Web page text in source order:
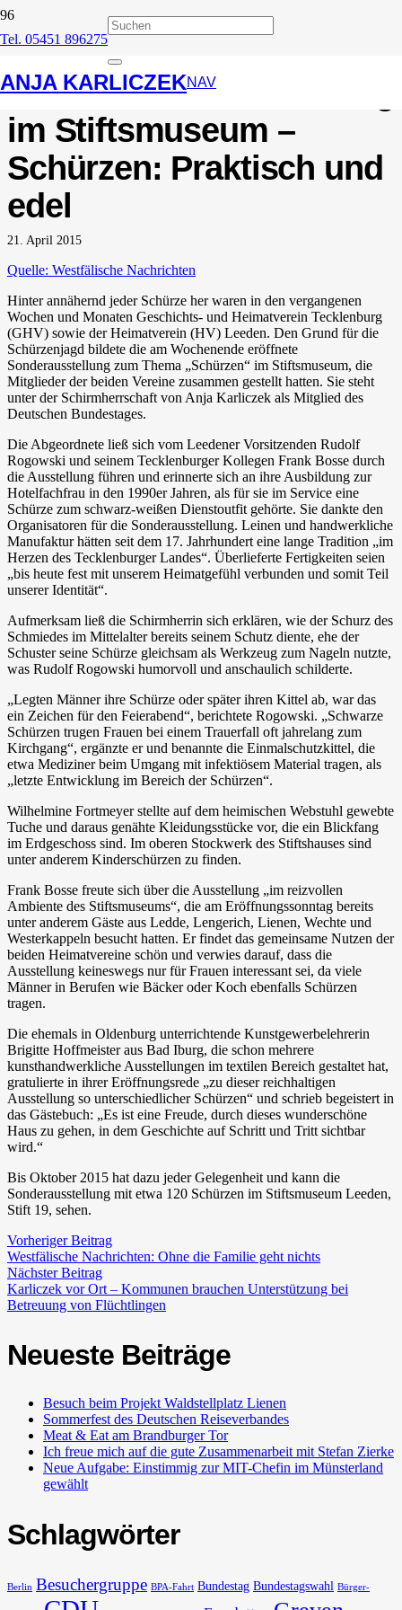
Tel. 05451 896275
ANJA KARLICZEKNAV
Westfälische
Nachrichten: Ausstellung
im Stiftsmuseum –
Schürzen: Praktisch und
edel
21. April 2015
Quelle: Westfälische Nachrichten
Hinter annähernd jeder Schürze her waren in den vergangenen
Wochen und Monaten Geschichts- und Heimatverein Tecklenburg
(GHV) sowie der Heimatverein (HV) Leeden. Den Grund für die
Schürzenjagd bildete die am Wochenende eröffnete
Sonderausstellung zum Thema „Schürzen“ im Stiftsmuseum, die
Mitglieder der beiden Vereine zusammen gestellt hatten. Sie steht
unter der Schirmherrschaft von Anja Karliczek als Mitglied des
Deutschen Bundestages.
Die Abgeordnete ließ sich vom Leedener Vorsitzenden Rudolf
Rogowski und seinem Tecklenburger Kollegen Frank Bosse durch
die Ausstellung führen und erinnerte sich an ihre Ausbildung zur
Hotelfachfrau in den 1990er Jahren, als für sie im Service eine
Schürze zum schwarz-weißen Dienstoutfit gehörte. Sie dankte den
Organisatoren für die Sonderausstellung. Leinen und handwerkliche
Manufaktur hätten seit dem 17. Jahrhundert eine lange Tradition „im
Herzen des Tecklenburger Landes“. Überlieferte Fertigkeiten seien
„bis heute fest mit unserem Heimatgefühl verbunden und somit Teil
unserer Identität“.
Aufmerksam ließ die Schirmherrin sich erklären, wie der Schurz des
Schmiedes im Mittelalter bereits seinem Schutz diente, ehe der
Schuster seine Schürze gleichsam als Werkzeug zum Nageln nutzte,
was Rudolf Rogowski humorvoll und anschaulich schilderte.
„Legten Männer ihre Schürze oder später ihren Kittel ab, war das
ein Zeichen für den Feierabend“, berichtete Rogowski. „Schwarze
Schürzen trugen Frauen bei einem Trauerfall oft jahrelang zum
Kirchgang“, ergänzte er und benannte die Einmalschutzkittel, die
etwa Mediziner beim Umgang mit infektiösem Material tragen, als
„letzte Entwicklung im Bereich der Schürzen“.
Wilhelmine Fortmeyer stellte auf dem heimischen Webstuhl gewebte
Tuche und daraus genähte Kleidungsstücke vor, die ein Blickfang
im Erdgeschoss sind. Im oberen Stockwerk des Stiftshauses sind
unter anderem Kinderschürzen zu finden.
Frank Bosse freute sich über die Ausstellung „im reizvollen
Ambiente des Stiftsmuseums“, die am Eröffnungssonntag bereits
unter anderem Gäste aus Ledde, Lengerich, Lienen, Wechte und
Westerkappeln besucht hatten. Er findet das gemeinsame Nutzen der
beiden Heimatvereine schön und verwies darauf, dass die
Ausstellung keineswegs nur für Frauen interessant sei, da viele
Männer in Berufen wie Bäcker oder Koch ebenfalls Schürzen
tragen.
Die ehemals in Oldenburg unterrichtende Kunstgewerbelehrerin
Brigitte Hoffmeister aus Bad Iburg, die schon mehrere
kunsthandwerkliche Ausstellungen im textilen Bereich gestaltet hat,
gratulierte in ihrer Eröffnungsrede „zu dieser reichhaltigen
Ausstellung so unterschiedlicher Schürzen“ und schrieb begeistert in
das Gästebuch: „Es ist eine Freude, durch dieses wunderschöne
Haus zu gehen, in dem Geschichte auf Schritt und Tritt sichtbar
wird.“
Bis Oktober 2015 hat dazu jeder Gelegenheit und kann die
Sonderausstellung mit etwa 120 Schürzen im Stiftsmuseum Leeden,
Stift 19, sehen.
Vorheriger Beitrag
Westfälische Nachrichten: Ohne die Familie geht nichts
Nächster Beitrag
Karliczek vor Ort – Kommunen brauchen Unterstützung bei
Betreuung von Flüchtlingen
Neueste Beiträge
Besuch beim Projekt Waldstellplatz Lienen
Sommerfest des Deutschen Reiseverbandes
Meat & Eat am Brandburger Tor
Ich freue mich auf die gute Zusammenarbeit mit Stefan Zierke
Neue Aufgabe: Einstimmig zur MIT-Chefin im Münsterland
gewählt
Schlagwörter
Berlin Besuchergruppe BPA-Fahrt Bundestag Bundestagswahl Bürger-